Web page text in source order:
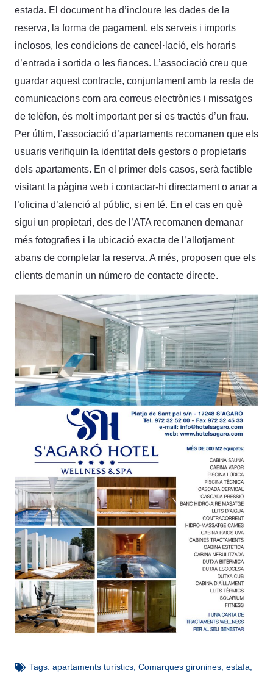
estada. El document ha d’incloure les dades de la
reserva, la forma de pagament, els serveis i imports
inclosos, les condicions de cancel·lació, els horaris
d’entrada i sortida o les fiances. L’associació creu que
guardar aquest contracte, conjuntament amb la resta de
comunicacions com ara correus electrònics i missatges
de telèfon, és molt important per si es tractés d’un frau.
Per últim, l’associació d’apartaments recomanen que els
usuaris verifiquin la identitat dels gestors o propietaris
dels apartaments. En el primer dels casos, serà factible
visitant la pàgina web i contactar-hi directament o anar a
l’oficina d’atenció al públic, si en té. En el cas en què
sigui un propietari, des de l’ATA recomanen demanar
més fotografies i la ubicació exacta de l’allotjament
abans de completar la reserva. A més, proposen que els
clients demanin un número de contacte directe.
Tags: apartaments turístics, Comarques gironines, estafa